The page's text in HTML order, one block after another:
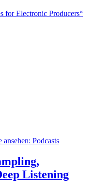
for Electronic Producers“
Podcasts
Listening